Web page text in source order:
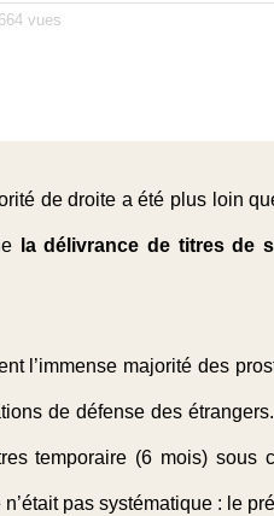
664 vues
de droite a été plus loin
la délivrance de titres de
l’immense majorité des
de défense des
temporaire (6 mois) sous
pas systématique : le